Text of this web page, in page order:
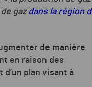
gaz dans la région
de manière
en raison des
plan visant à